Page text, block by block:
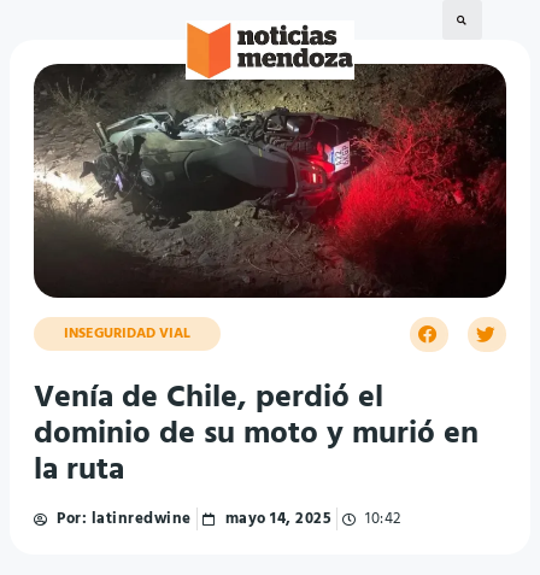
INSEGURIDAD VIAL
Venía de Chile, perdió el
dominio de su moto y murió en
la ruta
Por: latinredwine mayo 14, 2025 10:42